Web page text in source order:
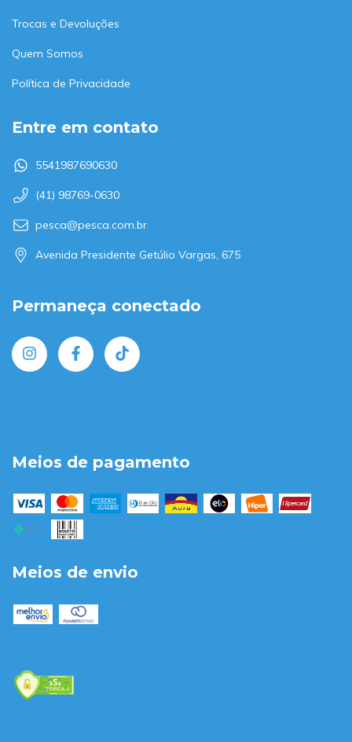
Trocas e Devoluções
Quem Somos
Política de Privacidade
Entre em contato
5541987690630
(41) 98769-0630
pesca@pesca.com.br
Avenida Presidente Getúlio Vargas, 675
Permaneça conectado
Meios de pagamento
Meios de envio